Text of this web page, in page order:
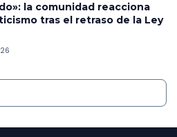
la comunidad reacciona
tras el retraso de la Ley